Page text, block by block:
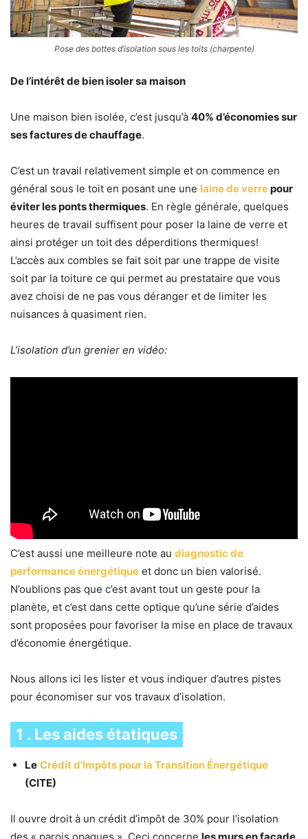
Pose des bottes d’isolation sous les toits (charpente)
De l’intérêt de bien isoler sa maison
Une maison bien isolée, c’est jusqu’à 40% d’économies sur
ses factures de chauffage.
C’est un travail relativement simple et on commence en
général sous le toit en posant une une laine de verrepour
éviter les ponts thermiques. En règle générale, quelques
heures de travail suffisent pour poser la laine de verre et
ainsi protéger un toit des déperditions thermiques!
L’accès aux combles se fait soit par une trappe de visite
soit par la toiture ce qui permet au prestataire que vous
avez choisi de ne pas vous déranger et de limiter les
nuisances à quasiment rien.
L’isolation d’un grenier en vidéo:
C’est aussi une meilleure note au diagnostic de
performance énergétique et donc un bien valorisé.
N’oublions pas que c’est avant tout un geste pour la
planète, et c’est dans cette optique qu’une série d’aides
sont proposées pour favoriser la mise en place de travaux
d’économie énergétique.
Nous allons ici les lister et vous indiquer d’autres pistes
pour économiser sur vos travaux d’isolation.
1 . Les aides étatiques
Le Crédit d’Impôts pour la Transition Énergétique
(CITE)
Il ouvre droit à un crédit d’impôt de 30% pour l’isolation
des « parois opaques ». Ceci concerne les murs en façade